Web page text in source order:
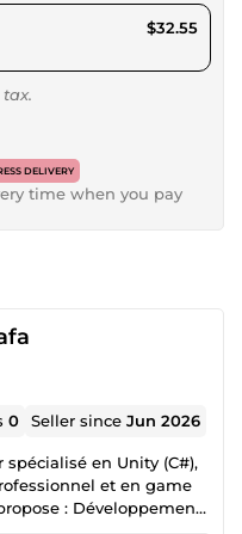
$32.55
DELIVERY
time when you pay
0 Seller sinceJun 2026
en Unity (C#),
et en game